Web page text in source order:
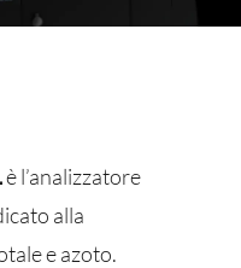
è l’analizzatore
alla
e azoto.